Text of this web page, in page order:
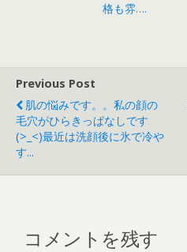
格も雰….
Previous Post
肌の悩みです。。私の顔の
毛穴がひらきっぱなしです
(>_<)最近は洗顔後に氷で冷や
す...
コメントを残す